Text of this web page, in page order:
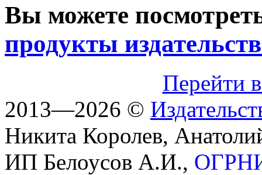
Вы можете
продукты
Перейти
2013—2026 ©
Никита Королев,
ИП Белоусов А.И.,